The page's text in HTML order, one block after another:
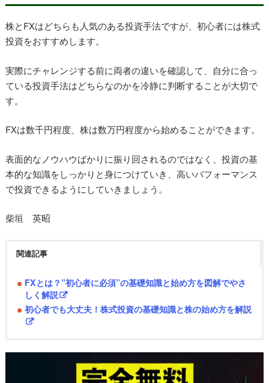
株とFXはどちらも人気のある投資手法ですが、初心者には株式
投資をおすすめします。
実際にチャレンジする前に両者の違いを確認して、自分に合っ
ている投資手法はどちらなのかを冷静に判断することが大切で
す。
FXは数千円程度、株は数万円程度から始めることができます。
表面的なノウハウばかりに振り回されるのではなく、投資の基
本的な知識をしっかりと身につけていき、高いパフォーマンス
で投資できるようにしていきましょう。
柴垣 英昭
関連記事
FXとは？”初心者に必須”の基礎知識と始め方を図解でやさ
しく解説
初心者でも大丈夫！株式投資の基礎知識と株の始め方を解説